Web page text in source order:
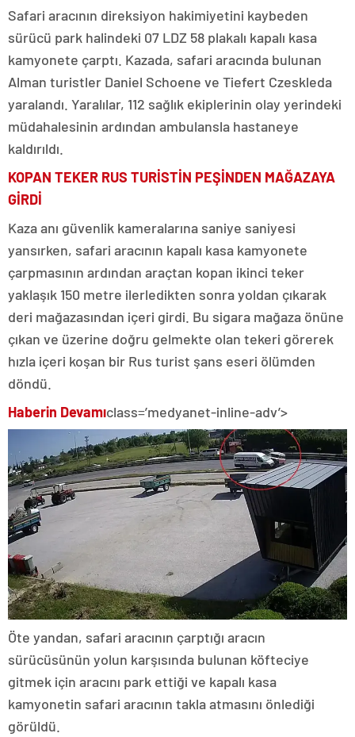
Safari aracının direksiyon hakimiyetini kaybeden
sürücü park halindeki 07 LDZ 58 plakalı kapalı kasa
kamyonete çarptı. Kazada, safari aracında bulunan
Alman turistler Daniel Schoene ve Tiefert Czeskleda
yaralandı. Yaralılar, 112 sağlık ekiplerinin olay yerindeki
müdahalesinin ardından ambulansla hastaneye
kaldırıldı.
KOPAN TEKER RUS TURİSTİN PEŞİNDEN MAĞAZAYA
GİRDİ
Kaza anı güvenlik kameralarına saniye saniyesi
yansırken, safari aracının kapalı kasa kamyonete
çarpmasının ardından araçtan kopan ikinci teker
yaklaşık 150 metre ilerledikten sonra yoldan çıkarak
deri mağazasından içeri girdi. Bu sigara mağaza önüne
çıkan ve üzerine doğru gelmekte olan tekeri görerek
hızla içeri koşan bir Rus turist şans eseri ölümden
döndü.
Haberin Devamıclass=’medyanet-inline-adv’>
Öte yandan, safari aracının çarptığı aracın
sürücüsünün yolun karşısında bulunan köfteciye
gitmek için aracını park ettiği ve kapalı kasa
kamyonetin safari aracının takla atmasını önlediği
görüldü.